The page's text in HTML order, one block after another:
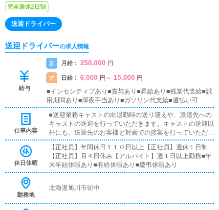
完全週休2日制
送迎ドライバー
送迎ドライバーの求人情報
給与
正 月給 : 250,000 円
ア 日給 : 6,000 円 ～ 15,000 円
■インセンティブあり■賞与あり■昇給あり■残業代支給■試
用期間あり■深夜手当あり■ガソリン代支給■週払い可
仕事内容
■送迎業務キャストの出退勤時の送り迎えや、派遣先への
キャストの送迎を行っていただきます。キャストの送迎以
外にも、送迎先のお客様と対面での接客を行っていただき
ます。お客様のご案内時に、システムの説明や料金の受け
取り等、対面での簡単な接客になります。最初は先輩ドラ
イバーと同乗して行動し、業務の流れを覚えていただきま
すので、未経験の方でも安心して働けます。ガソリン代・
事務所や待機室の清掃を行っていただきます。キャストの
休日休暇
【正社員】年間休日１１０日以上【正社員】週休１日制
【正社員】月４日休み【アルバイト】週１日以上勤務■年
末年始休暇あり■有給休暇あり■慶弔休暇あり
勤務地
北海道旭川市街中